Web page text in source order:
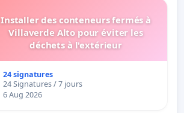
Installer des conteneurs fermés à
Villaverde Alto pour éviter les
déchets à l'extérieur
24 signatures
24 Signatures / 7 jours
6 Aug 2026